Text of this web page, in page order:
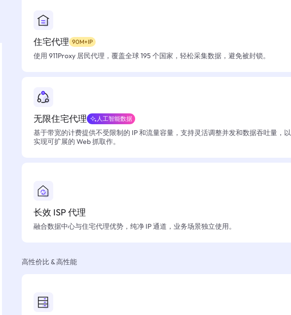
住宅代理 90M+IP
使用 911Proxy 居民代理，覆盖全球 195 个国家，轻松采集数据，避免被封锁。
无限住宅代理 人工智能数据
基于带宽的计费提供不受限制的 IP 和流量容量，支持灵活调整并发和数据吞吐量，以
实现可扩展的 Web 抓取作。
长效 ISP 代理
融合数据中心与住宅代理优势，纯净 IP 通道，业务场景独立使用。
高性价比 & 高性能